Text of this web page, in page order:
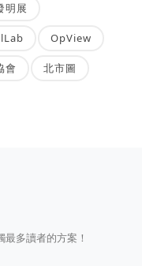
明展
OpView
會 北市圖
多讀者的方案！